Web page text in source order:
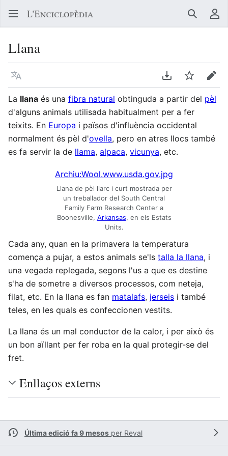
Buscar
Llana
Llegir en un atre idioma Descarregar en
Vigilar
La llana és una fibra natural obtinguda a partir del pèl
d'alguns animals utilisada habitualment per a fer
teixits. En Europa i països d'influència occidental
normalment és pèl d'ovella, pero en atres llocs també
es fa servir la de llama, alpaca, vicunya, etc.
Archiu:Wool.www.usda.gov.jpg
Llana de pèl llarc i curt mostrada per
un treballador del South Central
Family Farm Research Center a
Boonesville, Arkansas, en els Estats
Units.
Cada any, quan en la primavera la temperatura
comença a pujar, a estos animals se'ls talla la llana, i
una vegada replegada, segons l'us a que es destine
s'ha de sometre a diversos processos, com neteja,
filat, etc. En la llana es fan matalafs, jerseis i també
teles, en les quals es confeccionen vestits.
La llana és un mal conductor de la calor, i per això és
un bon aïllant per fer roba en la qual protegir-se del
fret.
Enllaços externs
Última edició fa 9 mesos per Reval